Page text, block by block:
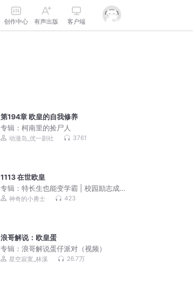
创作中心 有声出版 客户端
第194章 欧皇的自我修养
专辑：柯南里的捡尸人
动漫岛_优一剧社 3761
1113 在世欧皇
专辑：特长生也能变学霸 | 校园励志成
长故事
神奇的小勇士 423
浪哥解说：欧皇蛋
专辑：浪哥解说蛋仔派对（视频）
星空寂寞_林溪 26.7万